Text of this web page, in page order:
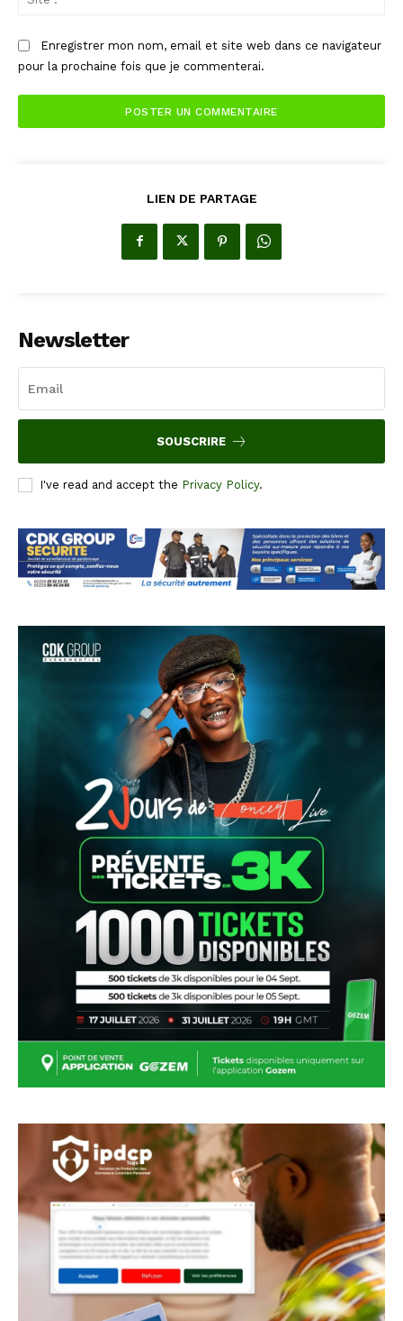
Enregistrer mon nom, email et site web dans ce navigateur
pour la prochaine fois que je commenterai.
LIEN DE PARTAGE
Newsletter
SOUSCRIRE
I've read and accept the Privacy Policy.